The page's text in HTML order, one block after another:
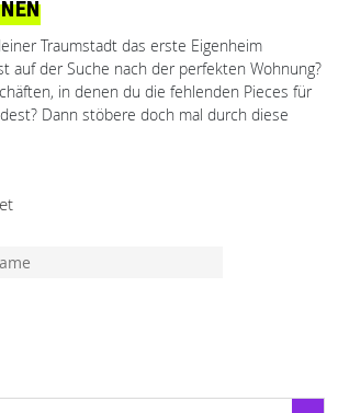
Traumstadt das erste Eigenheim
auf der Suche nach der perfekten Wohnung?
in denen du die fehlenden Pieces für
Dann stöbere doch mal durch diese